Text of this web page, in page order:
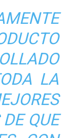
LA
QUE